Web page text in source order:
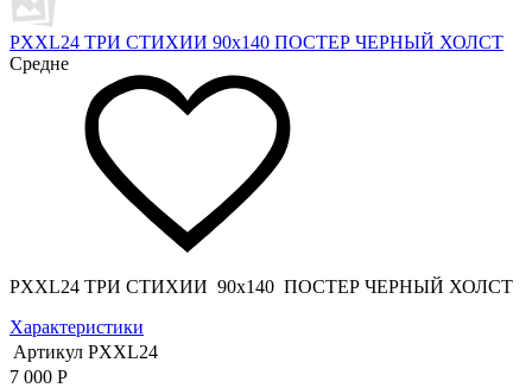
PXXL24 ТРИ СТИХИИ 90x140 ПОСТЕР ЧЕРНЫЙ ХОЛСТ
Средне
PXXL24 ТРИ СТИХИИ 90x140 ПОСТЕР ЧЕРНЫЙ ХОЛСТ
Характеристики
Артикул PXXL24
7 000 Р